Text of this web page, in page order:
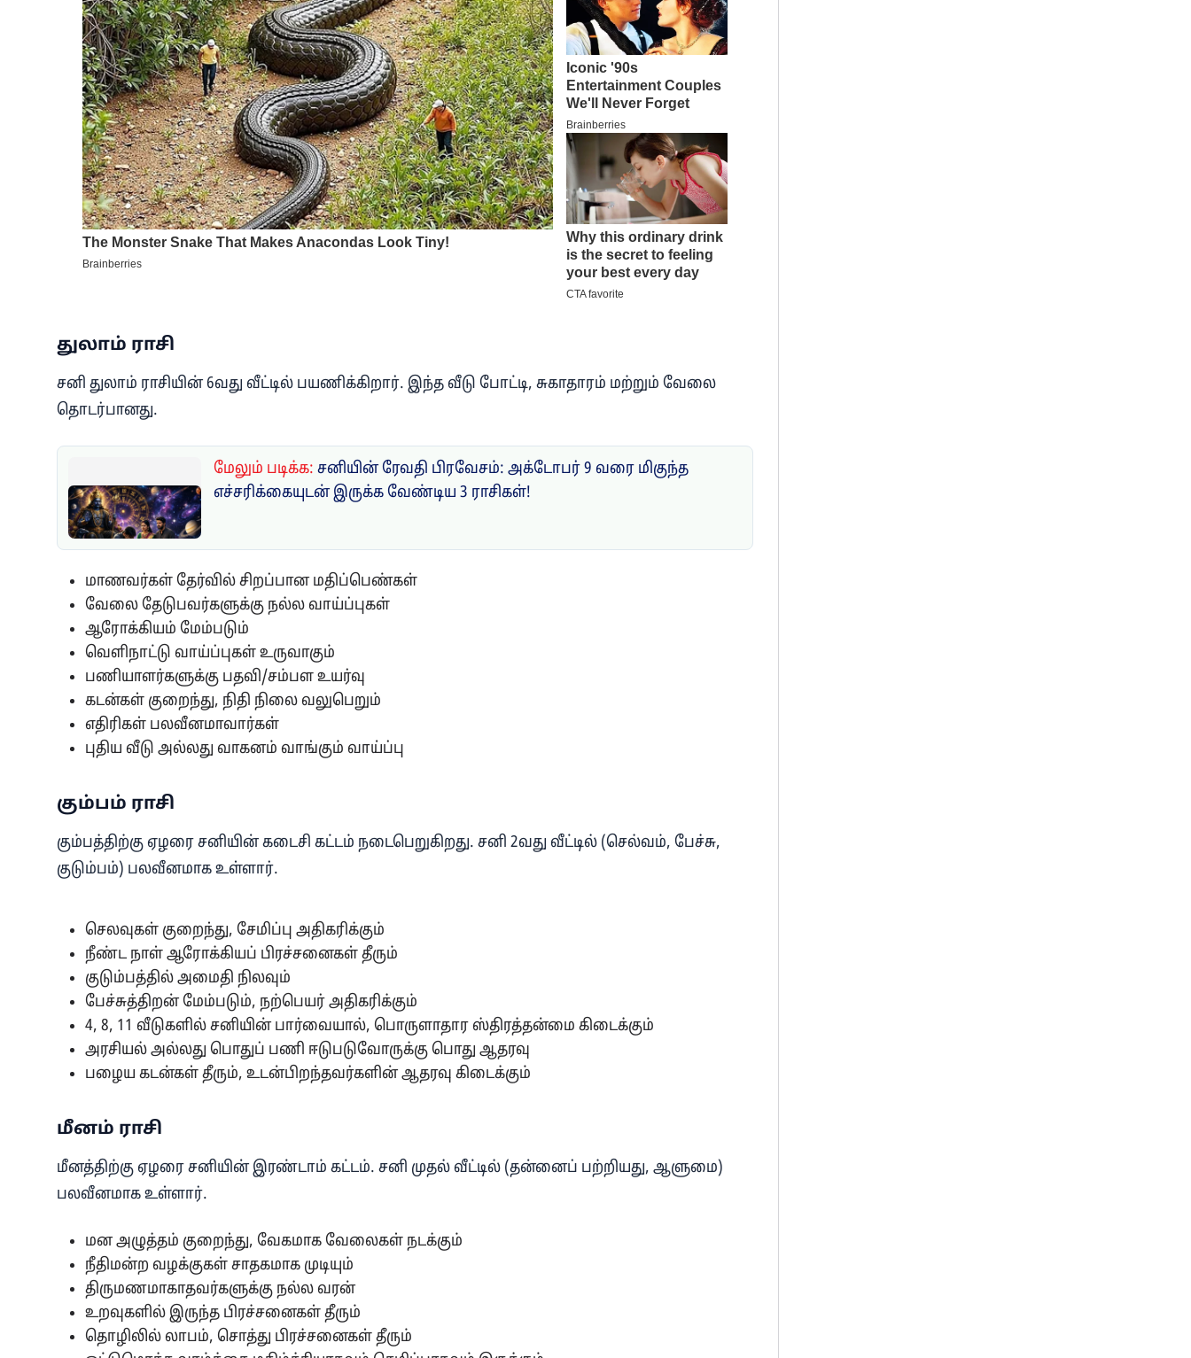
துலாம் ராசி
சனி துலாம் ராசியின் 6வது வீட்டில் பயணிக்கிறார். இந்த வீடு போட்டி, சுகாதாரம் மற்றும் வேலை
தொடர்பானது.
மேலும் படிக்க: சனியின் ரேவதி பிரவேசம்: அக்டோபர் 9 வரை மிகுந்த
எச்சரிக்கையுடன் இருக்க வேண்டிய 3 ராசிகள்!
மாணவர்கள் தேர்வில் சிறப்பான மதிப்பெண்கள்
வேலை தேடுபவர்களுக்கு நல்ல வாய்ப்புகள்
ஆரோக்கியம் மேம்படும்
வெளிநாட்டு வாய்ப்புகள் உருவாகும்
பணியாளர்களுக்கு பதவி/சம்பள உயர்வு
கடன்கள் குறைந்து, நிதி நிலை வலுபெறும்
எதிரிகள் பலவீனமாவார்கள்
புதிய வீடு அல்லது வாகனம் வாங்கும் வாய்ப்பு
கும்பம் ராசி
கும்பத்திற்கு ஏழரை சனியின் கடைசி கட்டம் நடைபெறுகிறது. சனி 2வது வீட்டில் (செல்வம், பேச்சு,
குடும்பம்) பலவீனமாக உள்ளார்.
செலவுகள் குறைந்து, சேமிப்பு அதிகரிக்கும்
நீண்ட நாள் ஆரோக்கியப் பிரச்சனைகள் தீரும்
குடும்பத்தில் அமைதி நிலவும்
பேச்சுத்திறன் மேம்படும், நற்பெயர் அதிகரிக்கும்
4, 8, 11 வீடுகளில் சனியின் பார்வையால், பொருளாதார ஸ்திரத்தன்மை கிடைக்கும்
அரசியல் அல்லது பொதுப் பணி ஈடுபடுவோருக்கு பொது ஆதரவு
பழைய கடன்கள் தீரும், உடன்பிறந்தவர்களின் ஆதரவு கிடைக்கும்
மீனம் ராசி
மீனத்திற்கு ஏழரை சனியின் இரண்டாம் கட்டம். சனி முதல் வீட்டில் (தன்னைப் பற்றியது, ஆளுமை)
பலவீனமாக உள்ளார்.
மன அழுத்தம் குறைந்து, வேகமாக வேலைகள் நடக்கும்
நீதிமன்ற வழக்குகள் சாதகமாக முடியும்
திருமணமாகாதவர்களுக்கு நல்ல வரன்
உறவுகளில் இருந்த பிரச்சனைகள் தீரும்
தொழிலில் லாபம், சொத்து பிரச்சனைகள் தீரும்